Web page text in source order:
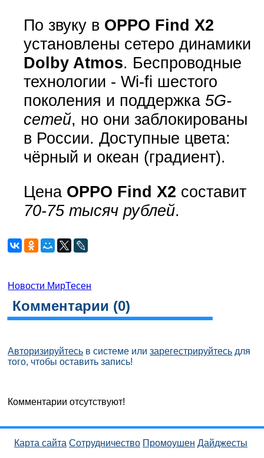
По звуку в OPPO Find X2
установлены сетеро динамики
Dolby Atmos. Беспроводные
технологии - Wi-fi шестого
поколения и поддержка 5G-
сетей, но они заблокированы
в России. Доступные цвета:
чёрный и океан (градиент).
Цена OPPO Find X2 составит
70-75 тысяч рублей.
Новости МирТесен
Комментарии (0)
Авторизируйтесь в системе илизарегестрируйтесь для
того, чтобы оставить запись!
Комментарии отсутствуют!
Карта сайта Сотрудничество Промоушен Дайджесты